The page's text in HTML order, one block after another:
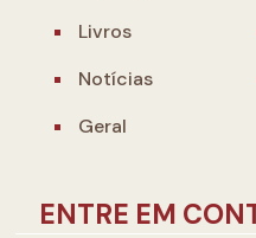
Livros
Notícias
Geral
ENTRE EM